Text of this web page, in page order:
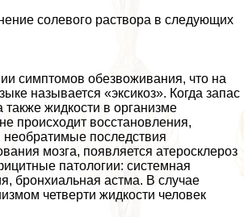
солевого раствора в следующих
симптомов обезвоживания, что на
называется «эксикоз». Когда запас
также жидкости в организме
происходит восстановления,
необратимые последствия
мозга, появляется атеросклероз
патологии: системная
бронхиальная астма. В случае
четверти жидкости человек